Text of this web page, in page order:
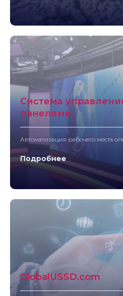
Система
панелями
Автоматизация рабочего места
Подробнее
GlobalUSSD.com